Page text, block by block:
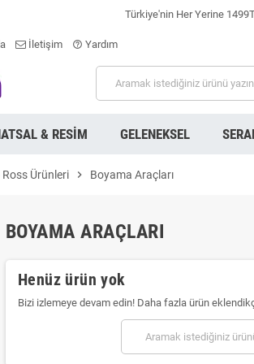
Türkiye'nin Her Yerine
İletişim help_outline Yardım
& RESIM GELENEKSEL
Ross Ürünleri chevron_right Boyama Araçları
BOYAMA ARAÇLARI
Henüz ürün yok
Bizi izlemeye devam edin! Daha fazla ürün